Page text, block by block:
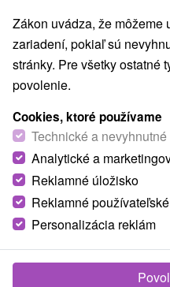
Zákon uvádza, že môžeme
zariadení, pokiaľ sú
stránky. Pre všetky ostatné
povolenie.
Cookies, ktoré používame
Technické a
Analytické a
Reklamné úložisko
Reklamné
Personalizácia reklám